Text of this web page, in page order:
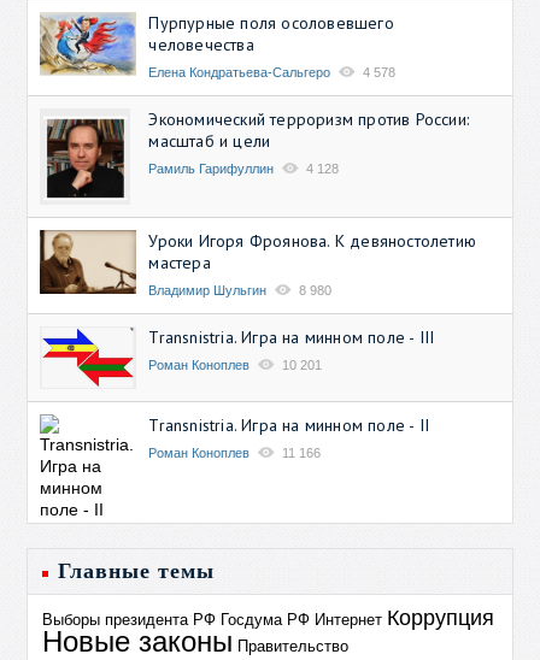
Пурпурные поля осоловевшего
человечества
Елена Кондратьева-Сальгеро 4 578
Экономический терроризм против России:
масштаб и цели
Рамиль Гарифуллин 4 128
Уроки Игоря Фроянова. К девяностолетию
мастера
Владимир Шульгин 8 980
Transnistria. Игра на минном поле - III
Роман Коноплев 10 201
Transnistria. Игра на минном поле - II
Роман Коноплев 11 166
Главные темы
Выборы президента РФ Госдума РФ Интернет Коррупция
Новые законы Правительство